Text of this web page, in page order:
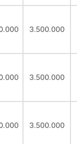
3.500.000
3.500.000
3.500.000